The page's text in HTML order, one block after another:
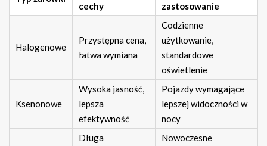
cechy
zastosowanie
Halogenowe
Przystępna cena,
łatwa wymiana
Codzienne
użytkowanie,
standardowe
oświetlenie
Ksenonowe
Wysoka jasność,
lepsza
efektywność
Pojazdy wymagające
lepszej widoczności w
nocy
Długa
Nowoczesne